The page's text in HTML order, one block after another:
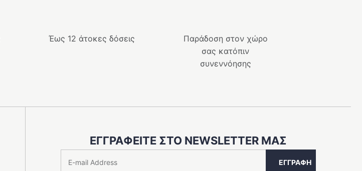
επιλογές
σελίδα
σελίδα
Έως 12 άτοκες δόσεις
Παράδοση στον χώρο
σας κατόπιν
συνεννόησης
ΕΓΓΡΑΦΕΊΤΕ ΣΤΟ NEWSLETTER ΜΑΣ
ΕΓΓΡΑΦΉ